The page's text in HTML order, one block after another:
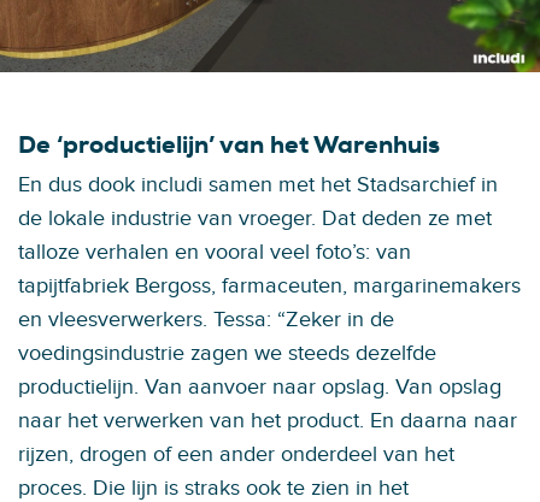
De ‘productielijn’ van het Warenhuis
En dus dook includi samen met het Stadsarchief in
de lokale industrie van vroeger. Dat deden ze met
talloze verhalen en vooral veel foto’s: van
tapijtfabriek Bergoss, farmaceuten, margarinemakers
en vleesverwerkers. Tessa: “Zeker in de
voedingsindustrie zagen we steeds dezelfde
productielijn. Van aanvoer naar opslag. Van opslag
naar het verwerken van het product. En daarna naar
rijzen, drogen of een ander onderdeel van het
proces. Die lijn is straks ook te zien in het